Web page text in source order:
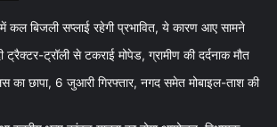
कल बिजली सप्लाई रहेगी प्रभावित, ये कारण आए सामने
ट्रॉली से टकराई मोपेड, ग्रामीण की दर्दनाक मौत
का छापा, 6 जुआरी गिरफ्तार, नगद समेत मोबाइल-ताश की